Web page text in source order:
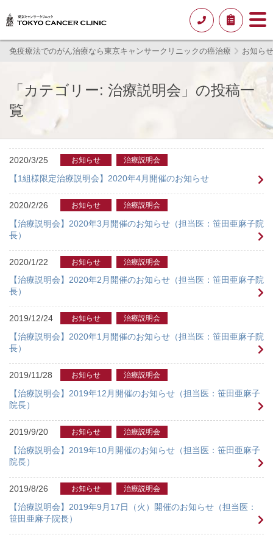
免疫療法でのがん治療なら東京キャンサークリニックの癌治療 お知らせ
「カテゴリー: 治療説明会」の投稿一
覧
2020/3/25 お知らせ 治療説明会
【1組様限定治療説明会】2020年4月開催のお知らせ
2020/2/26 お知らせ 治療説明会
【治療説明会】2020年3月開催のお知らせ（担当医：笹田亜麻子院
長）
2020/1/22 お知らせ 治療説明会
【治療説明会】2020年2月開催のお知らせ（担当医：笹田亜麻子院
長）
2019/12/24 お知らせ 治療説明会
【治療説明会】2020年1月開催のお知らせ（担当医：笹田亜麻子院
長）
2019/11/28 お知らせ 治療説明会
【治療説明会】2019年12月開催のお知らせ（担当医：笹田亜麻子
院長）
2019/9/20 お知らせ 治療説明会
【治療説明会】2019年10月開催のお知らせ（担当医：笹田亜麻子
院長）
2019/8/26 お知らせ 治療説明会
【治療説明会】2019年9月17日（火）開催のお知らせ（担当医：
笹田亜麻子院長）